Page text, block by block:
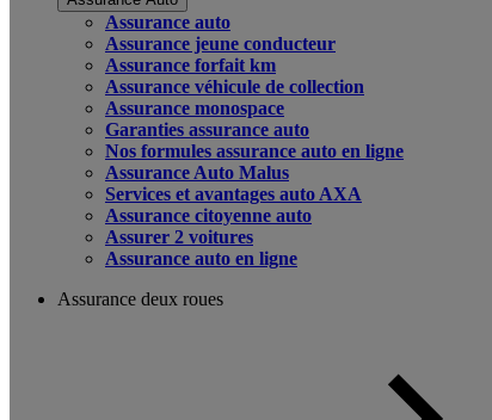
Assurance auto
Assurance jeune conducteur
Assurance forfait km
Assurance véhicule de collection
Assurance monospace
Garanties assurance auto
Nos formules assurance auto en ligne
Assurance Auto Malus
Services et avantages auto AXA
Assurance citoyenne auto
Assurer 2 voitures
Assurance auto en ligne
Assurance deux roues